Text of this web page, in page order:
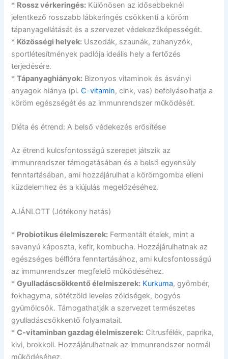
* Rossz vérkeringés: Különösen az idősebbeknél
jelentkező rosszabb lábkeringés csökkenti a köröm
tápanyagellátását és a szervezet védekezőképességét.
* Közösségi helyek: Uszodák, szaunák, zuhanyzók,
sportlétesítmények padlója ideális hely a fertőzés
terjedésére.
*Tápanyaghiányok: Bizonyos vitaminok és ásványi
anyagok hiánya (pl.C-vitamin, cink, vas) befolyásolhatja a
köröm egészségét és az immunrendszer működését.
Diéta és étrend: A belső védekezés erősítése
Az étrend kulcsfontosságú szerepet játszik az
immunrendszer támogatásában és a belső egyensúly
fenntartásában, ami hozzájárulhat a körömgomba elleni
küzdelemhez és a kiújulás megelőzéséhez.
AJÁNLOTT (Jótékony hatás)
* Probiotikus élelmiszerek: Fermentált ételek, mint a
savanyú káposzta, kefir, kombucha. Hozzájárulhatnak az
egészséges bélflóra fenntartásához, ami kulcsfontosságú
az immunrendszer megfelelő működéséhez.
*Gyulladáscsökkentő élelmiszerek: Kurkuma, gyömbér,
fokhagyma, sötétzöld leveles zöldségek, bogyós
gyümölcsök. Támogathatják a szervezet természetes
gyulladáscsökkentő folyamatait.
*C-vitaminban gazdag élelmiszerek: Citrusfélék, paprika,
kivi, brokkoli. Hozzájárulhatnak az immunrendszer normál